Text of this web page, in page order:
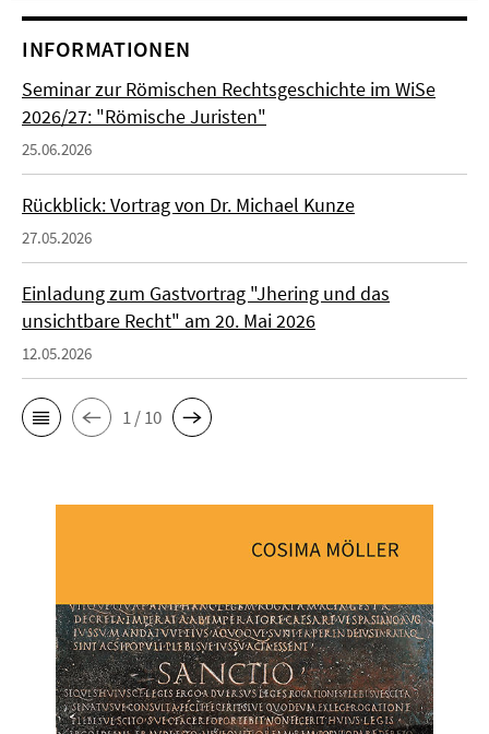
INFORMATIONEN
Seminar zur Römischen Rechtsgeschichte im WiSe
2026/27: "Römische Juristen"
25.06.2026
Rückblick: Vortrag von Dr. Michael Kunze
27.05.2026
Einladung zum Gastvortrag "Jhering und das
unsichtbare Recht" am 20. Mai 2026
12.05.2026
1 / 10